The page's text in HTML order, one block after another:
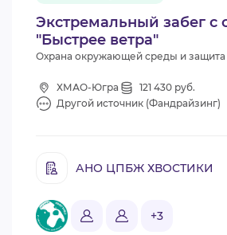
ВИДЕОКУРСЫ
Экстремальный забег с
"Быстрее ветра"
Охрана окружающей среды и
ХМАО-Югра
121 430 руб.
Другой источник (Фандрайзинг)
АНО ЦПБЖ ХВОСТИКИ
+3